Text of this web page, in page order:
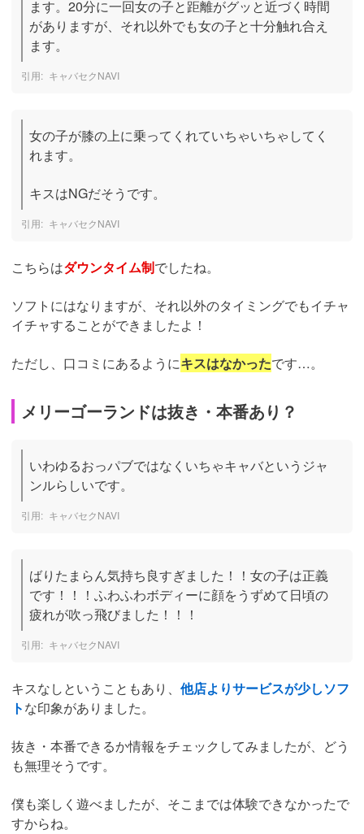
ます。20分に一回女の子と距離がグッと近づく時間
がありますが、それ以外でも女の子と十分触れ合え
ます。
キャバセクNAVI
女の子が膝の上に乗ってくれていちゃいちゃしてく
れます。
キスはNGだそうです。
キャバセクNAVI
こちらはダウンタイム制でしたね。
ソフトにはなりますが、それ以外のタイミングでもイチャ
イチャすることができましたよ！
ただし、口コミにあるようにキスはなかったです…。
メリーゴーランドは抜き・本番あり？
いわゆるおっパブではなくいちゃキャバというジャ
ンルらしいです。
キャバセクNAVI
ばりたまらん気持ち良すぎました！！女の子は正義
です！！！ふわふわボディーに顔をうずめて日頃の
疲れが吹っ飛びました！！！
キャバセクNAVI
キスなしということもあり、 他店よりサービスが少しソフ
トな印象がありました。
抜き・本番できるか情報をチェックしてみましたが、どう
も無理そうです。
僕も楽しく遊べましたが、そこまでは体験できなかったで
すからね。